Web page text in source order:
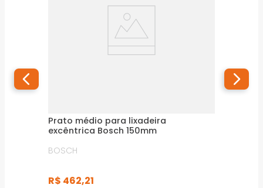
Prato médio para lixadeira
excêntrica Bosch 150mm
BOSCH
R$ 462,21